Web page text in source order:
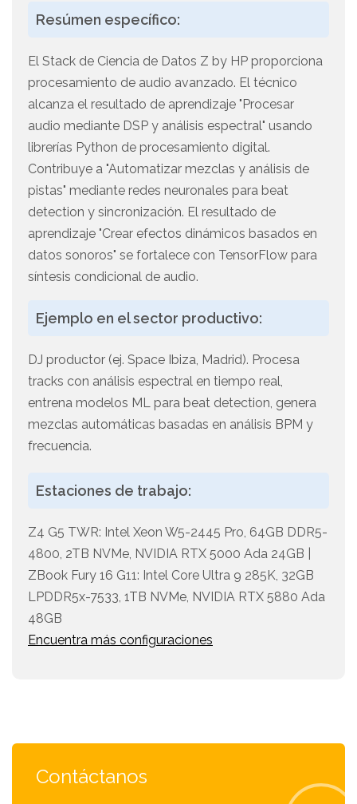
Resúmen específico:
El Stack de Ciencia de Datos Z by HP proporciona
procesamiento de audio avanzado. El técnico
alcanza el resultado de aprendizaje "Procesar
audio mediante DSP y análisis espectral" usando
librerías Python de procesamiento digital.
Contribuye a "Automatizar mezclas y análisis de
pistas" mediante redes neuronales para beat
detection y sincronización. El resultado de
aprendizaje "Crear efectos dinámicos basados en
datos sonoros" se fortalece con TensorFlow para
síntesis condicional de audio.
Ejemplo en el sector productivo:
DJ productor (ej. Space Ibiza, Madrid). Procesa
tracks con análisis espectral en tiempo real,
entrena modelos ML para beat detection, genera
mezclas automáticas basadas en análisis BPM y
frecuencia.
Estaciones de trabajo:
Z4 G5 TWR: Intel Xeon W5-2445 Pro, 64GB DDR5-
4800, 2TB NVMe, NVIDIA RTX 5000 Ada 24GB |
ZBook Fury 16 G11: Intel Core Ultra 9 285K, 32GB
LPDDR5x-7533, 1TB NVMe, NVIDIA RTX 5880 Ada
48GB
Encuentra más configuraciones
Contáctanos